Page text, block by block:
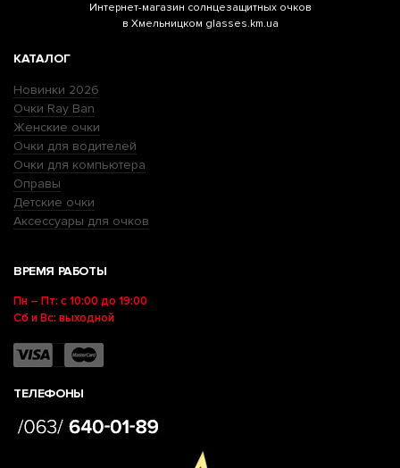
Интернет-магазин солнцезащитных очков
в Хмельницком glasses.km.ua
КАТАЛОГ
Новинки 2026
Очки Ray Ban
Женские очки
Очки для водителей
Очки для компьютера
Оправы
Детские очки
Аксессуары для очков
ВРЕМЯ РАБОТЫ
Пн – Пт: с 10:00 до 19:00
Сб и Вс: выходной
ТЕЛЕФОНЫ